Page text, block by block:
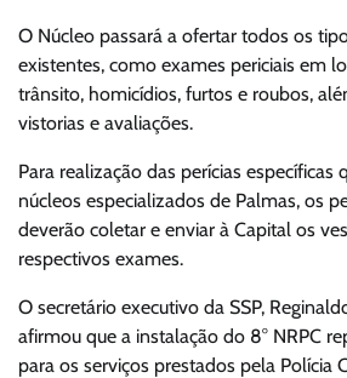
O Núcleo passará a ofertar todos os
existentes, como exames periciais em
trânsito, homicídios, furtos e roubos,
vistorias e avaliações.
Para realização das perícias específicas
núcleos especializados de Palmas, os
deverão coletar e enviar à Capital os
respectivos exames.
O secretário executivo da SSP,
afirmou que a instalação do 8° NRPC
para os serviços prestados pela Polícia